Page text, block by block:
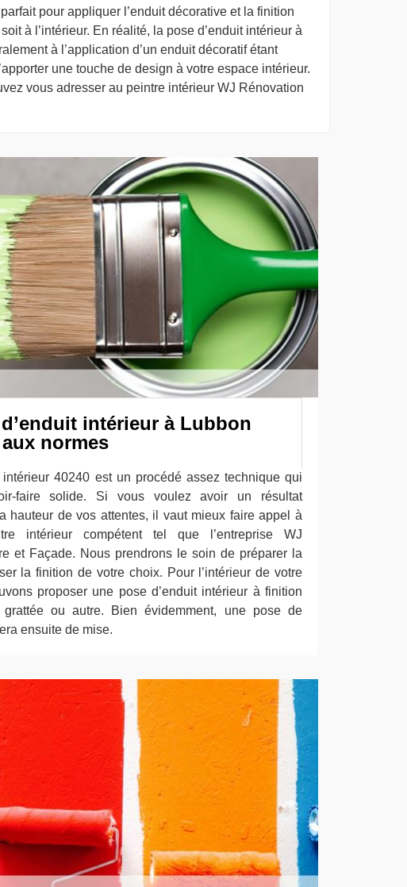
pour appliquer l’enduit décorative et la finition
à l’intérieur. En réalité, la pose d’enduit intérieur à
à l’application d’un enduit décoratif étant
une touche de design à votre espace intérieur.
vous adresser au peintre intérieur WJ Rénovation
intérieur à Lubbon
normes
intérieur 40240 est un procédé assez technique qui
faire solide. Si vous voulez avoir un résultat
hauteur de vos attentes, il vaut mieux faire appel à
intérieur compétent tel que l’entreprise WJ
et Façade. Nous prendrons le soin de préparer la
la finition de votre choix. Pour l’intérieur de votre
proposer une pose d’enduit intérieur à finition
grattée ou autre. Bien évidemment, une pose de
ensuite de mise.